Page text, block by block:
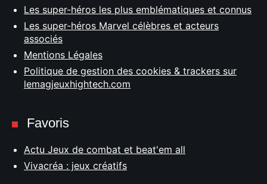
Les super-héros les plus emblématiques et connus
Les super-héros Marvel célèbres et acteurs
associés
Mentions Légales
Politique de gestion des cookies & trackers sur
lemagjeuxhightech.com
Favoris
Actu Jeux de combat et beat'em all
Vivacréa : jeux créatifs